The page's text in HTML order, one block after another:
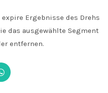
Ergebnisse des Drehs
das ausgewählte Segment
entfernen.